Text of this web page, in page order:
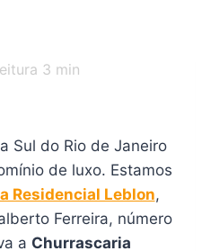
3 min
Sul do Rio de Janeiro
de luxo. Estamos
Residencial Leblon,
Ferreira, número
a Churrascaria